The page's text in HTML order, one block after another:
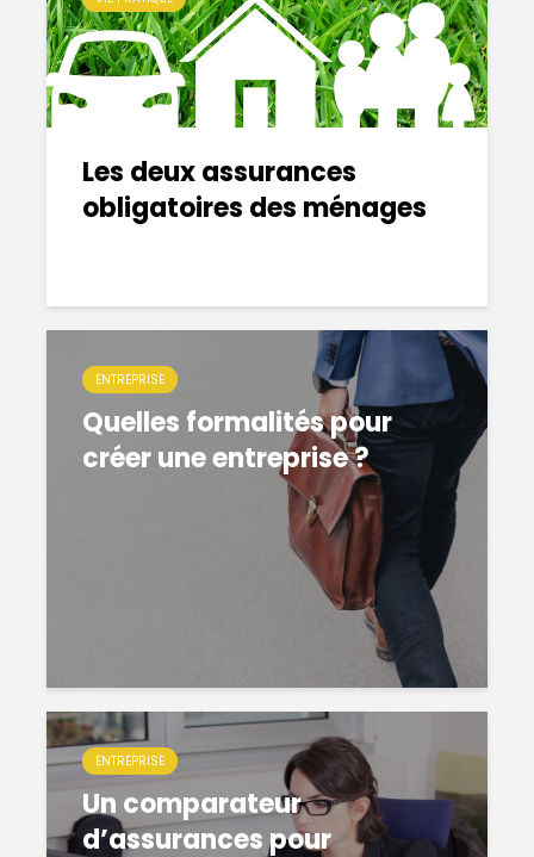
Les deux assurances
obligatoires des ménages
ENTREPRISE
Quelles formalités pour
créer une entreprise ?
ENTREPRISE
Un comparateur
d’assurances pour